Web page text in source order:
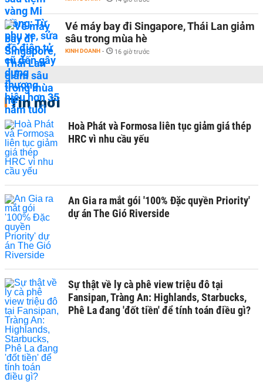
Vé máy bay đi Singapore, Thái Lan giảm
sâu trong mùa hè
KINH DOANH - 16 giờ trước
Tin mới
Hoà Phát và Formosa liên tục giảm giá thép
HRC vì nhu cầu yếu
An Gia ra mắt gói '100% Đặc quyền Priority'
dự án The Gió Riverside
Sự thật về ly cà phê view triệu đô tại
Fansipan, Tràng An: Highlands, Starbucks,
Phê La đang 'đốt tiền' để tính toán điều gì?